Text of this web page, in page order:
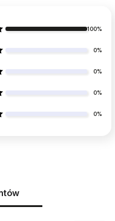
100%
0%
0%
0%
0%